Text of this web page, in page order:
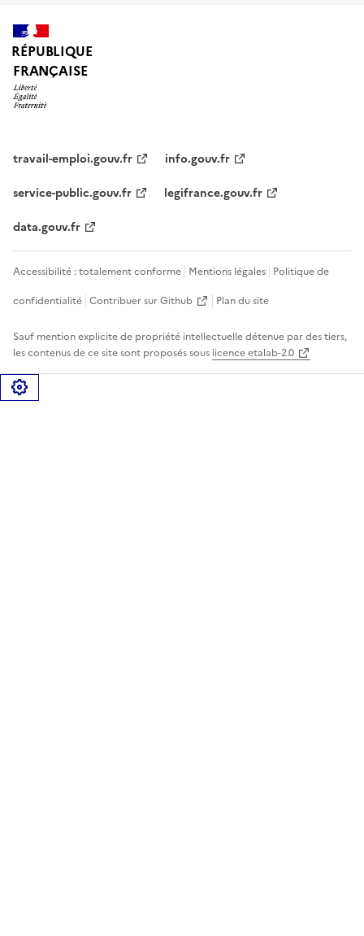
RÉPUBLIQUE
FRANÇAISE
travail-emploi.gouv.fr
info.gouv.fr
service-public.gouv.fr
legifrance.gouv.fr
data.gouv.fr
Accessibilité : totalement conforme Mentions légales Politique de
confidentialité Contribuer sur Github Plan du site
Sauf mention explicite de propriété intellectuelle détenue par des tiers,
les contenus de ce site sont proposés sous licence etalab-2.0
Gérer les cookies